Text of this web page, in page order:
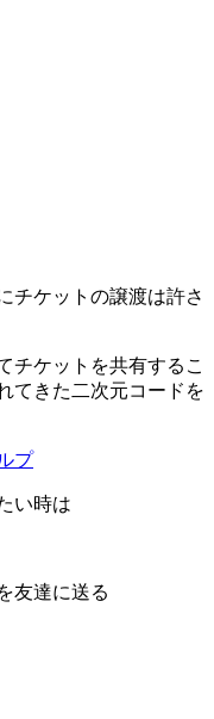
チケットの譲渡は許さ
チケットを共有するこ
てきた二次元コードを
プ
い時は
友達に送る